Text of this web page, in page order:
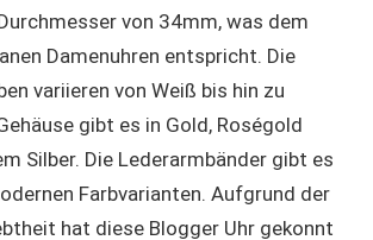
von 34mm, was dem
Damenuhren entspricht. Die
variieren von Weiß bis hin zu
gibt es in Gold, Roségold
Silber. Die Lederarmbänder gibt es
Farbvarianten. Aufgrund der
hat diese Blogger Uhr gekonnt